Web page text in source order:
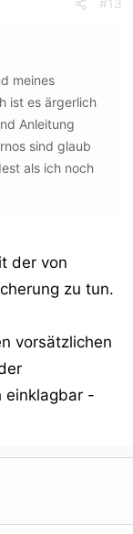
Einholung
solche
Die
Gewicht
aus. Es muss
meines
ist es ärgerlich
Anleitung
sind glaub
als ich noch
der von
zu tun.
vorsätzlichen
einklagbar -